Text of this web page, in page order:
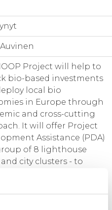
Project will help to
bio-based investments
local bio
in Europe through
and cross-cutting
It will offer Project
Assistance (PDA)
of 8 lighthouse
city clusters - to
to develop concrete